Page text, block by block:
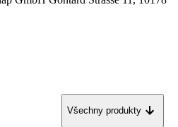
Všechny produkty